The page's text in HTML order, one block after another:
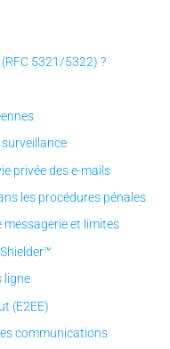
5321/5322) ?
privée des e-mails
les procédures pénales
et limites
ligne
(E2EE)
communications